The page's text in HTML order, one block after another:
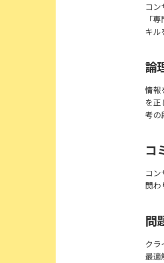
コ
「
キル
論
情報
を正
考の
コ
コ
関わ
問
ク
最適